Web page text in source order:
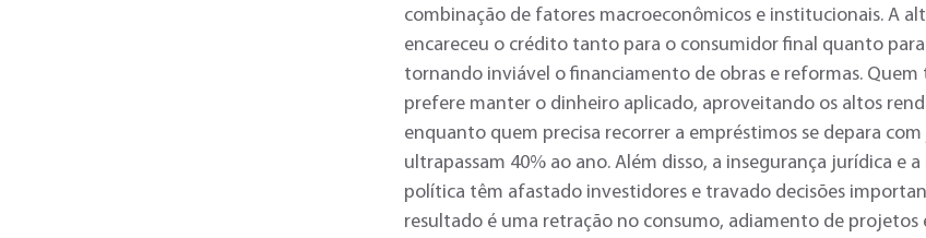
combinação de fatores macroeconômicos e institucionais. A
encareceu o crédito tanto para o consumidor final quanto
tornando inviável o financiamento de obras e reformas. Quem
prefere manter o dinheiro aplicado, aproveitando os altos
enquanto quem precisa recorrer a empréstimos se depara
ultrapassam 40% ao ano. Além disso, a insegurança jurídica e
política têm afastado investidores e travado decisões
resultado é uma retração no consumo, adiamento de projetos